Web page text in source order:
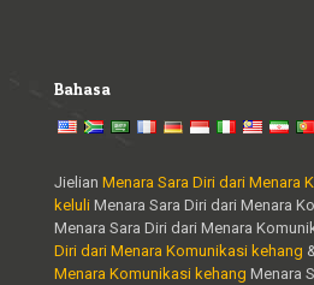
Bahasa
Jielian Menara Sara Diri dari Menara
keluli Menara Sara Diri dari Menara
Menara Sara Diri dari Menara
Diri dari Menara Komunikasi kehang
Menara Komunikasi kehang Menara